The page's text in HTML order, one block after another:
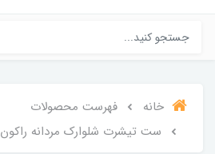
خانه
فهرست محصولات
ست تیشرت شلوارک مردانه راکون 2